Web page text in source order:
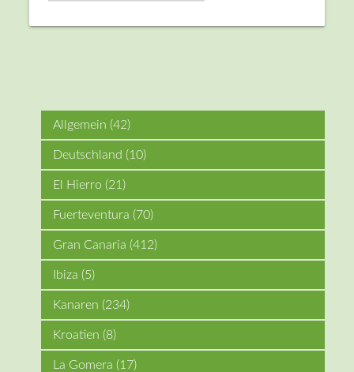
Allgemein (42)
Deutschland (10)
El Hierro (21)
Fuerteventura (70)
Gran Canaria (412)
Ibiza (5)
Kanaren (234)
Kroatien (8)
La Gomera (17)